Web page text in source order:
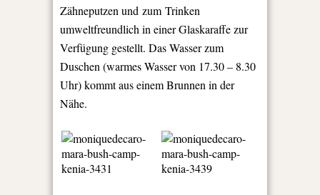
Zähneputzen und zum Trinken
umweltfreundlich in einer Glaskaraffe zur
Verfügung gestellt. Das Wasser zum
Duschen (warmes Wasser von 17.30 – 8.30
Uhr) kommt aus einem Brunnen in der
Nähe.